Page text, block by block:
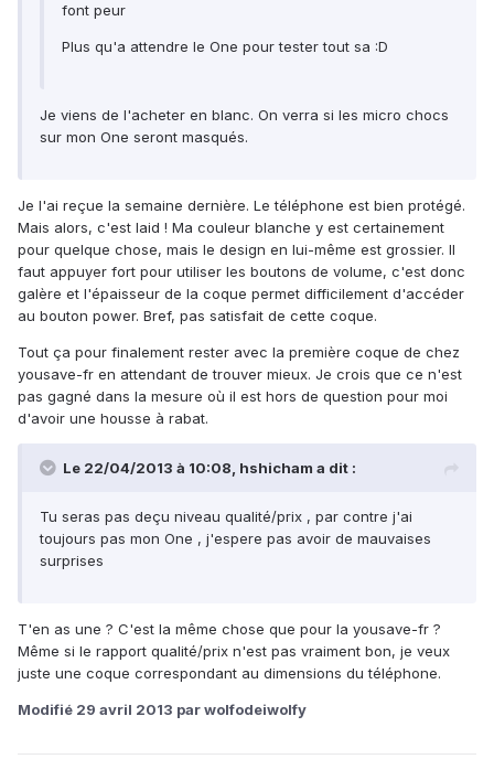
font peur
Plus qu'a attendre le One pour tester tout sa :D
Je viens de l'acheter en blanc. On verra si les micro chocs
sur mon One seront masqués.
Je l'ai reçue la semaine dernière. Le téléphone est bien protégé.
Mais alors, c'est laid ! Ma couleur blanche y est certainement
pour quelque chose, mais le design en lui-même est grossier. Il
faut appuyer fort pour utiliser les boutons de volume, c'est donc
galère et l'épaisseur de la coque permet difficilement d'accéder
au bouton power. Bref, pas satisfait de cette coque.
Tout ça pour finalement rester avec la première coque de chez
yousave-fr en attendant de trouver mieux. Je crois que ce n'est
pas gagné dans la mesure où il est hors de question pour moi
d'avoir une housse à rabat.
Le 22/04/2013 à 10:08, hshicham a dit :
Tu seras pas deçu niveau qualité/prix , par contre j'ai
toujours pas mon One , j'espere pas avoir de mauvaises
surprises
T'en as une ? C'est la même chose que pour la yousave-fr ?
Même si le rapport qualité/prix n'est pas vraiment bon, je veux
juste une coque correspondant au dimensions du téléphone.
Modifié 29 avril 2013 par wolfodeiwolfy